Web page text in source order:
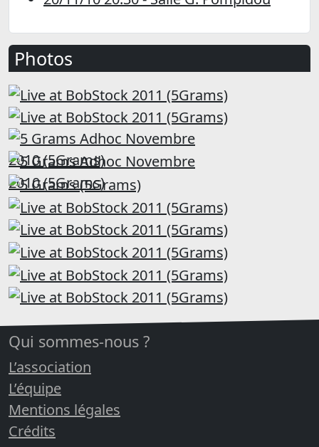
Photos
Qui sommes-nous ?
L’association
L’équipe
Mentions légales
Crédits